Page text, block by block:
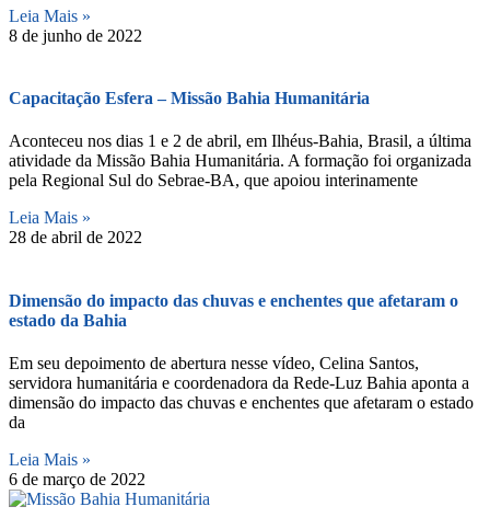
Leia Mais »
8 de junho de 2022
Capacitação Esfera – Missão Bahia Humanitária
Aconteceu nos dias 1 e 2 de abril, em Ilhéus-Bahia, Brasil, a última
atividade da Missão Bahia Humanitária. A formação foi organizada
pela Regional Sul do Sebrae-BA, que apoiou interinamente
Leia Mais »
28 de abril de 2022
Dimensão do impacto das chuvas e enchentes que afetaram o
estado da Bahia
Em seu depoimento de abertura nesse vídeo, Celina Santos,
servidora humanitária e coordenadora da Rede-Luz Bahia aponta a
dimensão do impacto das chuvas e enchentes que afetaram o estado
da
Leia Mais »
6 de março de 2022